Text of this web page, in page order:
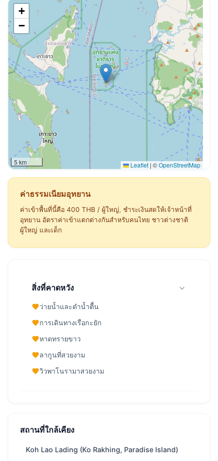
+
−
5 km Leaflet | ©OpenStreetMap
ค่าธรรมเนียมอุทยาน
ค่าเข้าพื้นที่นี้คือ 400 THB / ผู้ใหญ่, ชำระเงินสดให้เจ้าหน้าที่
อุทยาน อัตราค่าเข้าแตกต่างกันสำหรับคนไทย ชาวต่างชาติ
ผู้ใหญ่ และเด็ก
สิ่งที่คาดหวัง
ว่ายน้ำและดำน้ำตื้น
การเดินทางเรือกะยัก
หาดทรายขาว
ลากูนที่สวยงาม
วิวพาโนรามาสวยงาม
Boat
ขึ้นอยู่กับความเร็วเรือ ประมาณ 75 นาที from
สถานที่ใกล้เคียง
Koh Lao Lading (Ko Rakhing, Paradise Island)